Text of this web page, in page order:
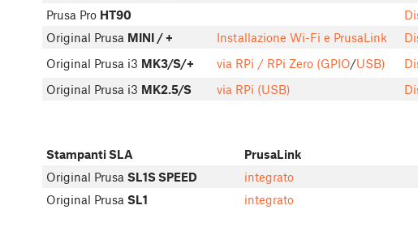
Prusa Pro HT90
Original Prusa MINI / + Installazione Wi-Fi e PrusaLink
Original Prusa i3 MK3/S/+ via RPi / RPi Zero (GPIO/USB)
Original Prusa i3 MK2.5/S via RPi (USB)
Stampanti SLA PrusaLink
Original Prusa SL1S SPEED integrato
Original Prusa SL1 integrato